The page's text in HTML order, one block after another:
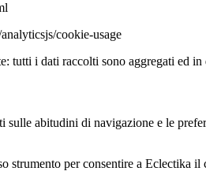
cookie-usage
tutti i dati raccolti sono aggregati ed
abitudini di navigazione e le
strumento per consentire a